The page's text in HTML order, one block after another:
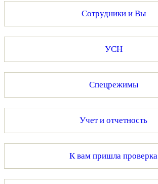
Сотрудники и Вы
УСН
Спецрежимы
Учет и отчетность
К вам пришла проверка